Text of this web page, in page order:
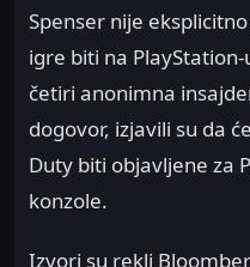
Spenser nije
igre biti na
četiri anonimna
dogovor, izjavili su da
Duty biti objavljene za
konzole.
Izvori su rekli